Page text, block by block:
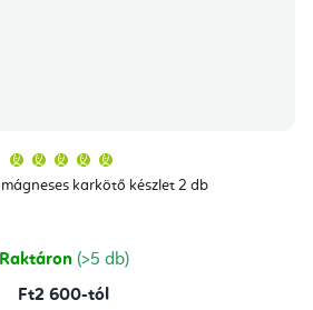
mágneses karkötő készlet 2 db
átlagos
értékelése
csillag.
Raktáron (>5 db)
Ft2 600-tól